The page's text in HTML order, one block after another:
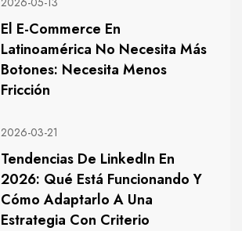
El E-Commerce En
Latinoamérica No Necesita Más
Botones: Necesita Menos
Fricción
2026-03-21
Tendencias De LinkedIn En
2026: Qué Está Funcionando Y
Cómo Adaptarlo A Una
Estrategia Con Criterio